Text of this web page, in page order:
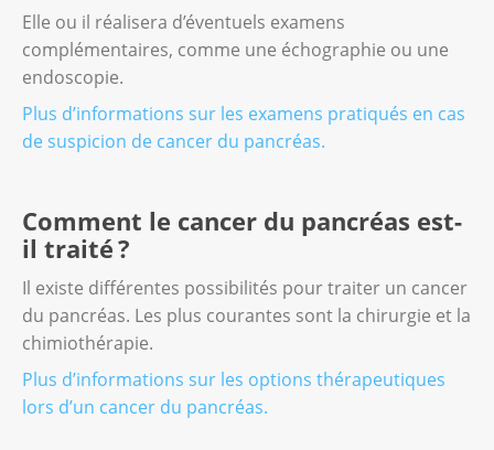
Elle ou il réalisera d’éventuels examens
complémentaires, comme une échographie ou une
endoscopie.
Plus d’informations sur les examens pratiqués en cas
de suspicion de cancer du pancréas.
Comment le cancer du pancréas est-
il traité ?
Il existe différentes possibilités pour traiter un cancer
du pancréas. Les plus courantes sont la chirurgie et la
chimiothérapie.
Plus d’informations sur les options thérapeutiques
lors d’un cancer du pancréas.